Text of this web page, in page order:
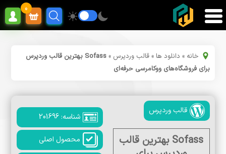
0
خانه » دانلود ها »قالب وردپرس »
Sofass بهترین قالب وردپرس
برای فروشگاه‌های ووکامرسی حرفه‌ای
قالب وردپرس
Sofass بهترین قالب
شناسه: 201696
محصول اصلی